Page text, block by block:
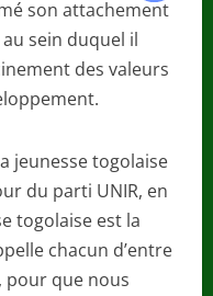
son attachement
sein duquel il
des valeurs
jeunesse togolaise
du parti UNIR, en
togolaise est la
chacun d’entre
pour que nous